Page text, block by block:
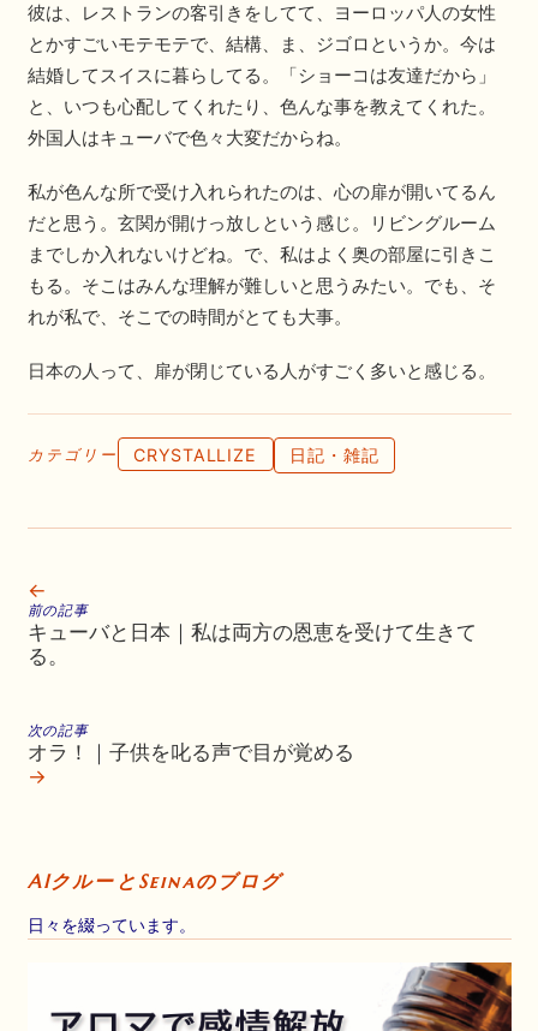
彼は、レストランの客引きをしてて、ヨーロッパ人の女性
とかすごいモテモテで、結構、ま、ジゴロというか。今は
結婚してスイスに暮らしてる。「ショーコは友達だから」
と、いつも心配してくれたり、色んな事を教えてくれた。
外国人はキューバで色々大変だからね。
私が色んな所で受け入れられたのは、心の扉が開いてるん
だと思う。玄関が開けっ放しという感じ。リビングルーム
までしか入れないけどね。で、私はよく奥の部屋に引きこ
もる。そこはみんな理解が難しいと思うみたい。でも、そ
れが私で、そこでの時間がとても大事。
日本の人って、扉が閉じている人がすごく多いと感じる。
カテゴリー CRYSTALLIZE 日記・雑記
←
前の記事
キューバと日本｜私は両方の恩恵を受けて生きて
る。
次の記事
オラ！｜子供を叱る声で目が覚める
→
AIクルーとSeinaのブログ
日々を綴っています。